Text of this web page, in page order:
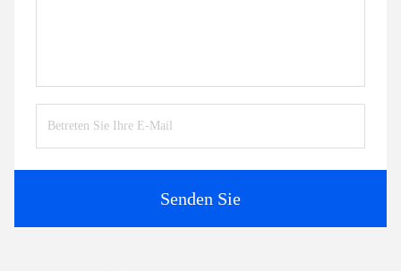
Senden Sie